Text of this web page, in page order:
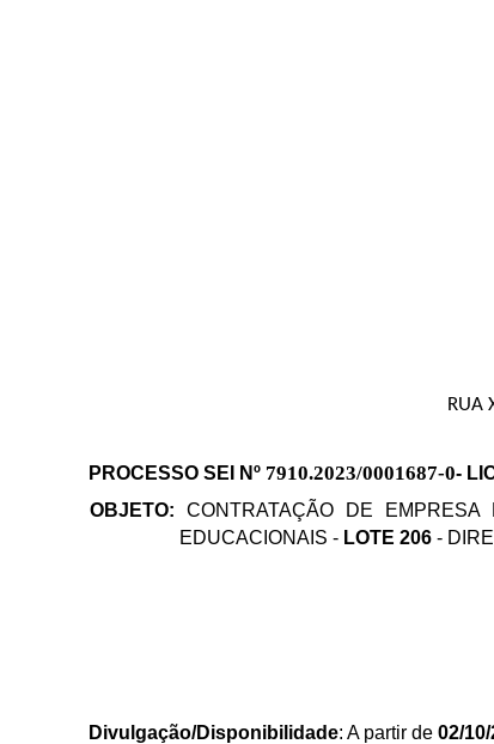
RUA
PROCESSO SEI Nº 7910.2023/0001687-0-
OBJETO: CONTRATAÇÃO DE EMPRESA
EDUCACIONAIS - LOTE 206 -
Divulgação/Disponibilidade: A partir de02/